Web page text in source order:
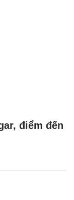
điểm đến